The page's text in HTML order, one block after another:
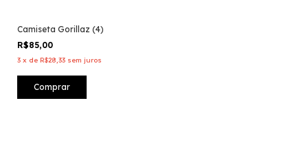
Camiseta Gorillaz (4)
R$85,00
3 x de R$28,33 sem juros
Comprar